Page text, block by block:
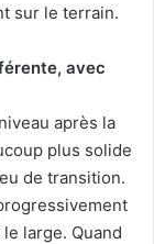
sur le terrain.
avec
après la
plus solide
de transition.
large. Quand